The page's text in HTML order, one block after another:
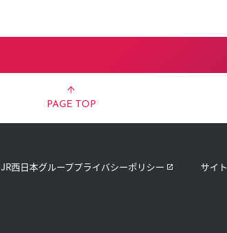
PAGE TOP
JR西日本グループプライバシーポリシー サイ